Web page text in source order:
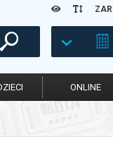
ONLINE